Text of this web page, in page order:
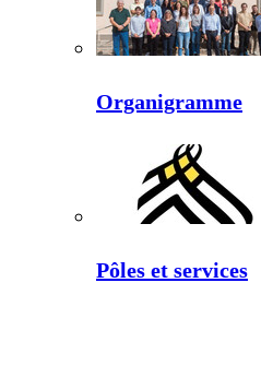
Organigramme
Pôles et services